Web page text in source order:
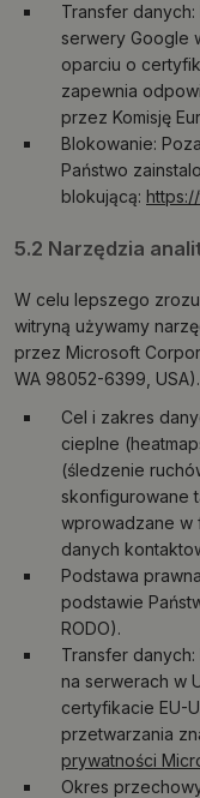
Transfer
serwery Google
oparciu o
zapewnia
przez Komisję
Blokowanie:
Państwo
blokującą:
5.2 Narzędzia
W celu lepszego
witryną używamy
przez Microsoft
WA 98052-6399, USA).
Cel i zakres
cieplne
(śledzenie
skonfigurowane
wprowadzane w
danych
Podstawa
podstawie
RODO).
Transfer
na serwerach w
certyfikacie EU-
przetwarzania
prywatności
Okres